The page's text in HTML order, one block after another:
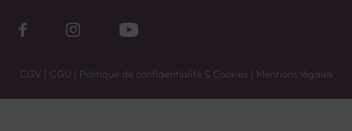
CGV | CGU | Politique de confidentialité & Cookies | Mentions légales